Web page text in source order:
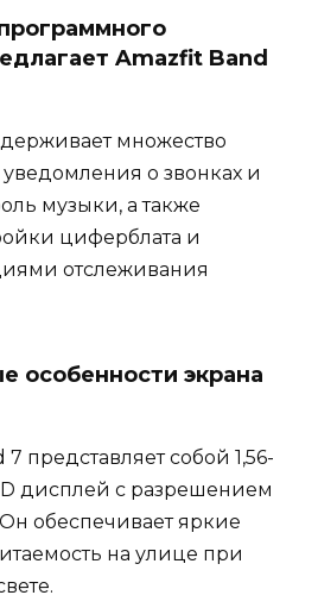
Amazfit Band
множество
о звонках и
музыки, а также
циферблата и
отслеживания
особенности экрана
представляет собой 1,56-
дисплей с разрешением
обеспечивает яркие
на улице при